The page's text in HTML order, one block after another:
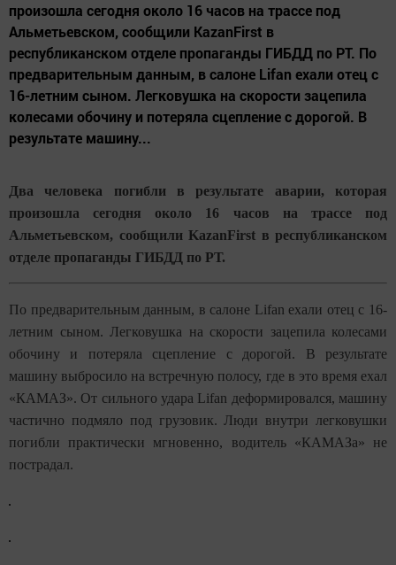
произошла сегодня около 16 часов на трассе под
Альметьевском, сообщили KazanFirst в
республиканском отделе пропаганды ГИБДД по РТ. По
предварительным данным, в салоне Lifan ехали отец с
16-летним сыном. Легковушка на скорости зацепила
колесами обочину и потеряла сцепление с дорогой. В
результате машину...
Два человека погибли в результате аварии, которая
произошла сегодня около 16 часов на трассе под
Альметьевском, сообщили KazanFirst в республиканском
отделе пропаганды ГИБДД по РТ.
По предварительным данным, в салоне Lifan ехали отец с 16-
летним сыном. Легковушка на скорости зацепила колесами
обочину и потеряла сцепление с дорогой. В результате
машину выбросило на встречную полосу, где в это время ехал
«КАМАЗ». От сильного удара Lifan деформировался, машину
частично подмяло под грузовик. Люди внутри легковушки
погибли практически мгновенно, водитель «КАМАЗа» не
пострадал.